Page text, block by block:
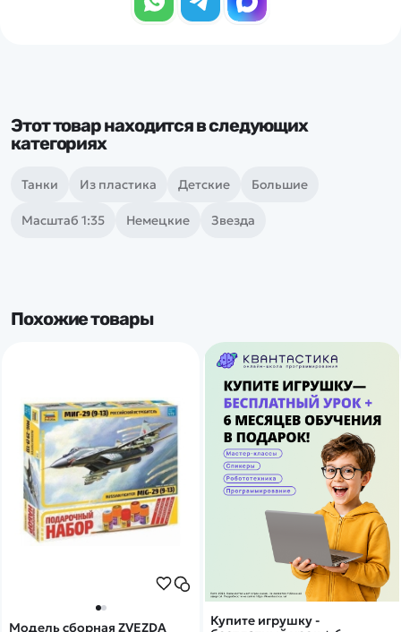
Этот товар находится в следующих
категориях
Танки Из пластика Детские Большие
Масштаб 1:35 Немецкие Звезда
Похожие товары
Купите игрушку -
Модель сборная ZVEZDA